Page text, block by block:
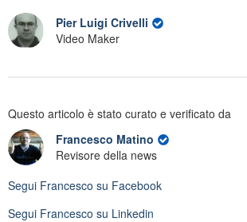
Pier Luigi Crivelli
Video Maker
Questo articolo è stato curato e verificato da
Francesco Matino
Revisore della news
Segui Francesco su Facebook
Segui Francesco su Linkedin